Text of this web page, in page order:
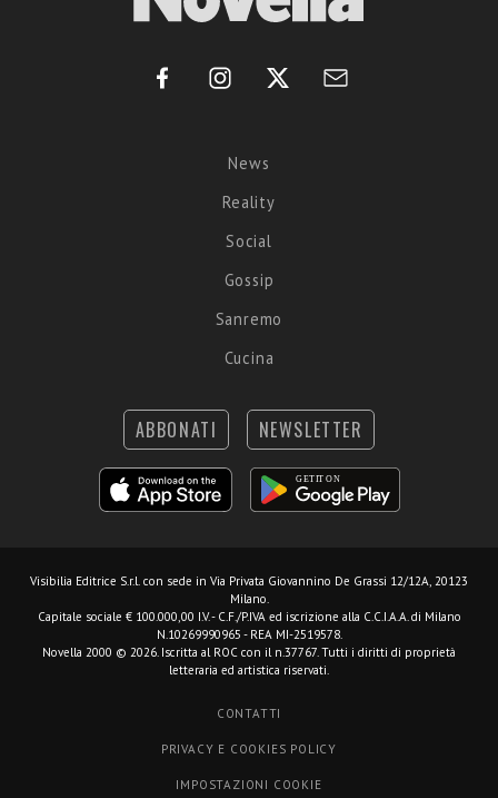
News
Reality
Social
Gossip
Sanremo
Cucina
ABBONATI NEWSLETTER
Visibilia Editrice S.r.l. con sede in Via Privata Giovannino De Grassi 12/12A, 20123
Milano.
Capitale sociale € 100.000,00 I.V. - C.F./P.IVA ed iscrizione alla C.C.I.A.A. di Milano
N.10269990965 - REA MI-2519578.
Novella 2000 © 2026. Iscritta al ROC con il n.37767. Tutti i diritti di proprietà
letteraria ed artistica riservati.
CONTATTI
PRIVACY E COOKIES POLICY
IMPOSTAZIONI COOKIE